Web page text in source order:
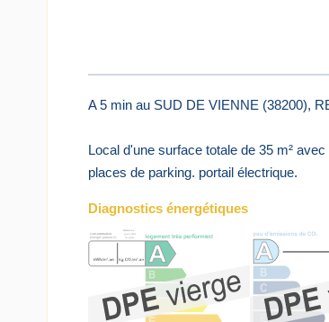
A 5 min au SUD DE VIENNE (38200),
Local d'une surface totale de 35 m²
places de parking. portail électrique.
Diagnostics énergétiques